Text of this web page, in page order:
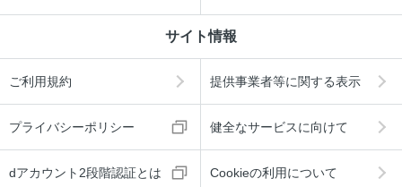
サイト情報
ご利用規約 提供事業者等に関する表示
プライバシーポリシー 健全なサービスに向けて
dアカウント2段階認証とは Cookieの利用について